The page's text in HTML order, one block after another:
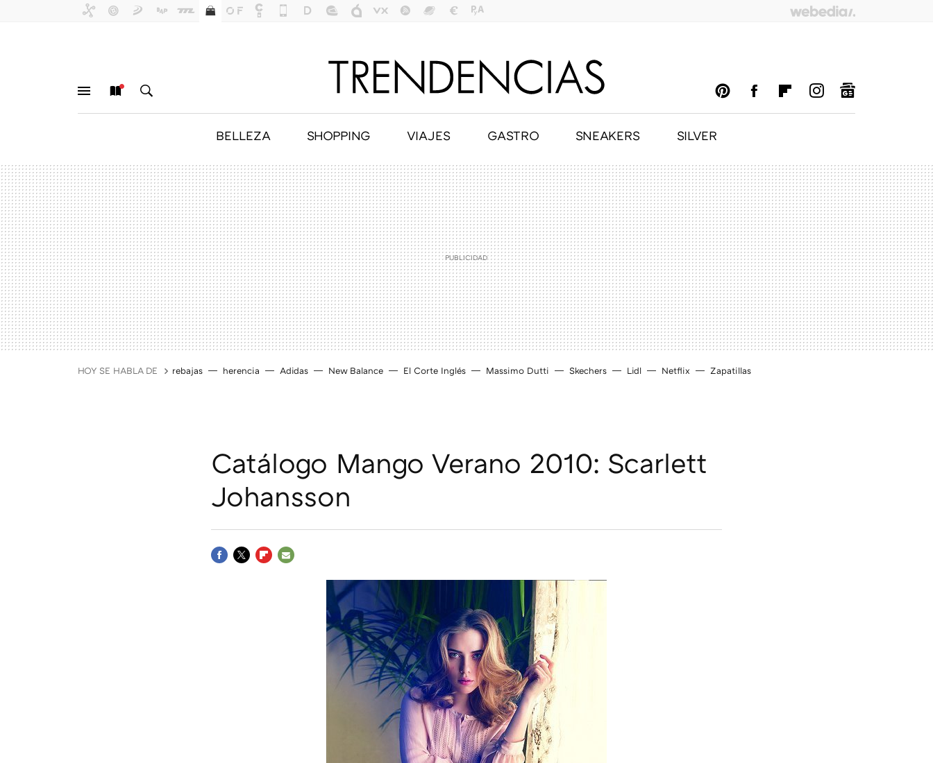
BELLEZA SHOPPING VIAJES GASTRO SNEAKERS SILVER
HOY SE HABLA DE rebajas herencia Adidas New Balance El Corte Inglés Massimo Dutti Skechers Lidl Netflix Zapatillas
Catálogo Mango Verano 2010: Scarlett
Johansson